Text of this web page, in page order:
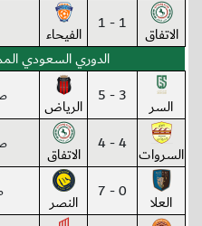
الاتفاق 1 - 1 الفيحاء
الدوري السعودي
السر 3 - 5 الرياض
السروات 4 - 4 الاتفاق
العلا 0 - 7 النصر